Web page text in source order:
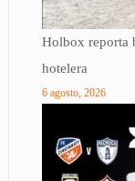
Holbox reporta
hotelera
6 agosto, 2026